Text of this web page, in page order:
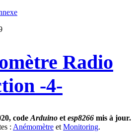
Radio
-4-
code Arduino et esp8266 mis à jour.
: Anémomètre et Monitoring.